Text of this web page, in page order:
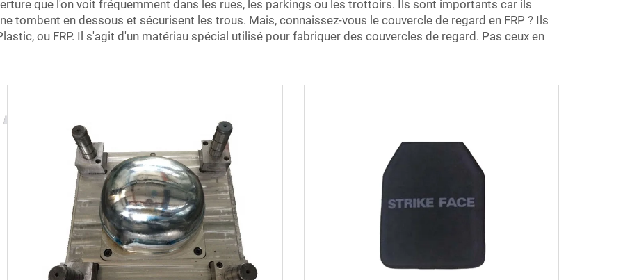
que l'on voit fréquemment dans les rues, les parkings ou les trottoirs. Ils sont importants car ils
tombent en dessous et sécurisent les trous. Mais, connaissez-vous le couvercle de regard en FRP ? Ils
ou FRP. Il s'agit d'un matériau spécial utilisé pour fabriquer des couvercles de regard. Pas ceux en